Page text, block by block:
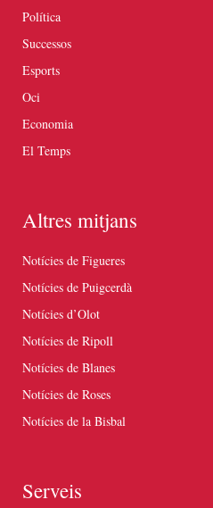
Política
Successos
Esports
Oci
Economia
El Temps
Altres mitjans
Notícies de Figueres
Notícies de Puigcerdà
Notícies d’Olot
Notícies de Ripoll
Notícies de Blanes
Notícies de Roses
Notícies de la Bisbal
Serveis